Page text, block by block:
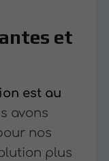
et
est au
avons
nos
plus